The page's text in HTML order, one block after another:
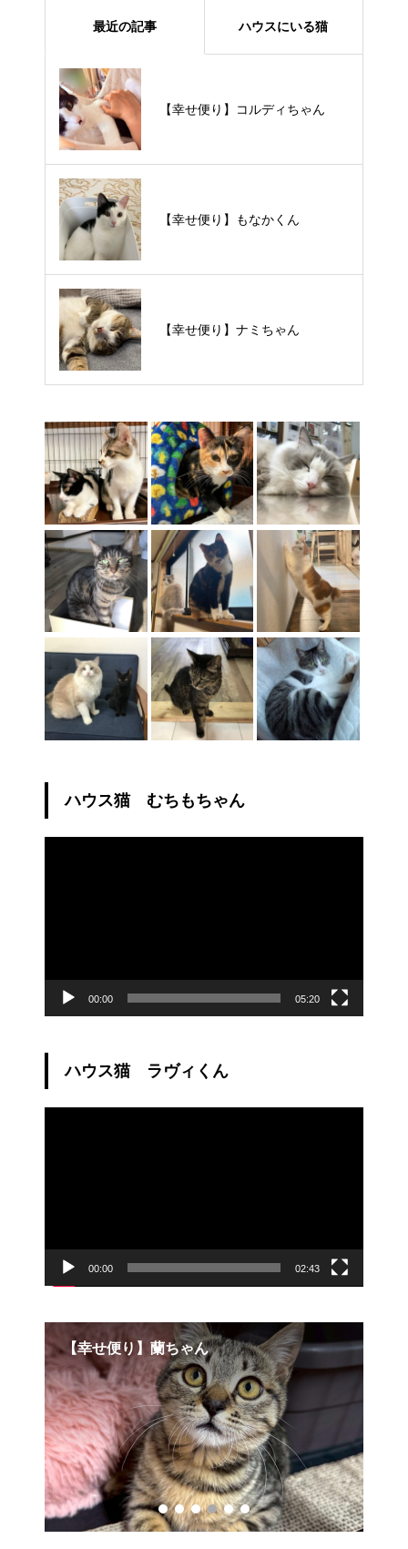
最近の記事 ハウスにいる猫
【幸せ便り】コルディちゃん
【幸せ便り】もなかくん
【幸せ便り】ナミちゃん
【里親様募集中】メメちゃん
【里親様募集中】スンスンちゃん
【里親様募集中】タルトくん
ハウス猫 むちもちゃん
00:00 05:20
ハウス猫 ラヴィくん
00:00 02:43
【幸せ便り】マトちゃん・マクちゃん